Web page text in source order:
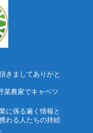
きましてありがと
菜農家でキャベツ
に係る遍く情報と
わる人たちの持続